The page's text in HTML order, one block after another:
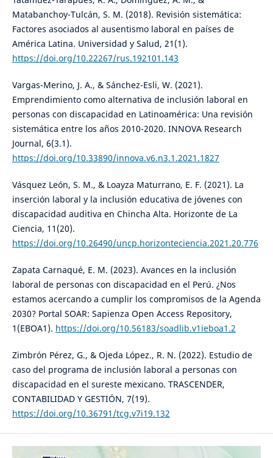
Matabanchoy-Tulcán, S. M. (2018). Revisión sistemática:
Factores asociados al ausentismo laboral en países de
América Latina. Universidad y Salud, 21(1).
https://doi.org/10.22267/rus.192101.143
Vargas-Merino, J. A., & Sánchez-Esli, W. (2021).
Emprendimiento como alternativa de inclusión laboral en
personas con discapacidad en Latinoamérica: Una revisión
sistemática entre los años 2010-2020. INNOVA Research
Journal, 6(3.1).
https://doi.org/10.33890/innova.v6.n3.1.2021.1827
Vásquez León, S. M., & Loayza Maturrano, E. F. (2021). La
inserción laboral y la inclusión educativa de jóvenes con
discapacidad auditiva en Chincha Alta. Horizonte de La
Ciencia, 11(20).
https://doi.org/10.26490/uncp.horizonteciencia.2021.20.776
Zapata Carnaqué, E. M. (2023). Avances en la inclusión
laboral de personas con discapacidad en el Perú. ¿Nos
estamos acercando a cumplir los compromisos de la Agenda
2030? Portal SOAR: Sapienza Open Access Repository,
1(EBOA1). https://doi.org/10.56183/soadlib.v1ieboa1.2
Zimbrón Pérez, G., & Ojeda López., R. N. (2022). Estudio de
caso del programa de inclusión laboral a personas con
discapacidad en el sureste mexicano. TRASCENDER,
CONTABILIDAD Y GESTIÓN, 7(19).
https://doi.org/10.36791/tcg.v7i19.132